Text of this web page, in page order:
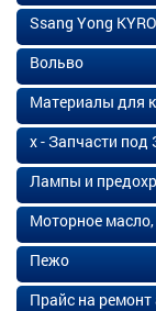
Ssang Yong
Вольво
Материалы для
х - Запчасти
Лампы и
Моторное
Пежо
Прайс на